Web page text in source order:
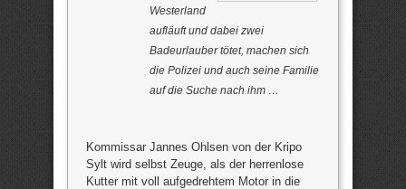
Westerland
aufläuft und dabei zwei
Badeurlauber tötet, machen sich
die Polizei und auch seine Familie
auf die Suche nach ihm …
Kommissar Jannes Ohlsen von der Kripo
Sylt wird selbst Zeuge, als der herrenlose
Kutter mit voll aufgedrehtem Motor in die